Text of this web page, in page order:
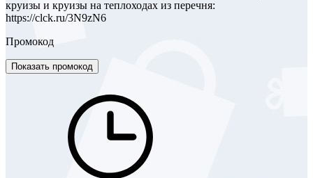
круизы и круизы на теплоходах из перечня:
https://clck.ru/3N9zN6
Промокод
Показать промокод